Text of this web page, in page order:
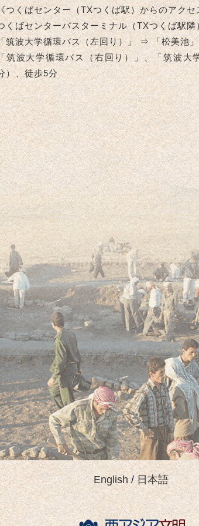
つくばセンター（TXつくば駅）からのアクセ
くばセンターバスターミナル（TXつくば駅
筑波大学循環バス（左回り）」 ⇒ 「松美池
筑波大学循環バス（右回り）」、「筑波
）、徒歩5分
English/日本語